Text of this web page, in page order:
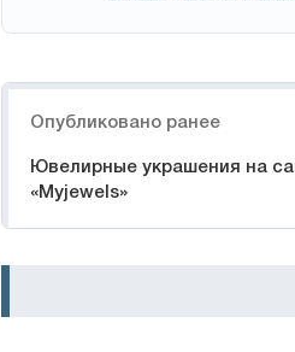
Опубликовано ранее
Ювелирные украшения на
«Myjewels»